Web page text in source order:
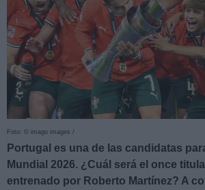
Foto: © imago images /
Portugal es una de las candidatas
Mundial 2026. ¿Cuál será el once
entrenado por Roberto Martínez? A